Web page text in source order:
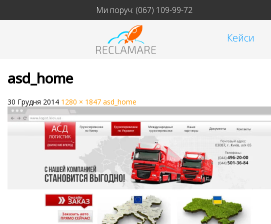
Ми поруч: (067) 109-99-72
Кейси
asd_home
30 Грудня 2014 1280 × 1847 asd_home